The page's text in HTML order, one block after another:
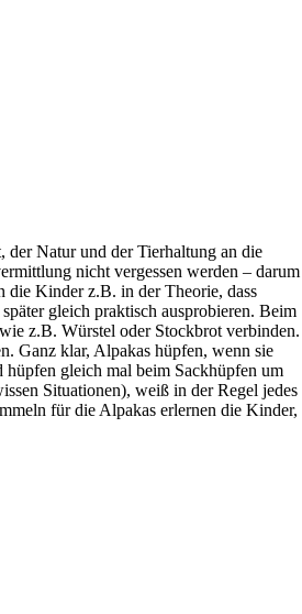
der Natur und der Tierhaltung an die
nicht vergessen werden – darum
die Kinder z.B. in der Theorie, dass
gleich praktisch ausprobieren. Beim
z.B. Würstel oder Stockbrot verbinden.
Ganz klar, Alpakas hüpfen, wenn sie
gleich mal beim Sackhüpfen um
Situationen), weiß in der Regel jedes
für die Alpakas erlernen die Kinder,